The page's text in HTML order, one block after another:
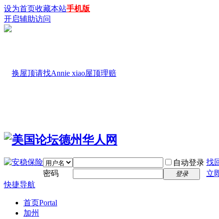
设为首页收藏本站手机版
开启辅助访问
自动登录 找
密码
登录
立
快捷导航
首页Portal
加州